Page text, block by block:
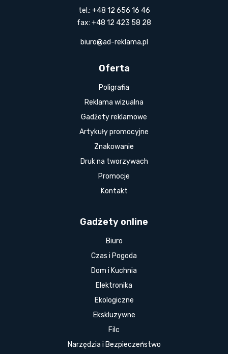
tel.: +48 12 656 16 46
fax: +48 12 423 58 28
biuro@ad-reklama.pl
Oferta
Poligrafia
Reklama wizualna
Gadżety reklamowe
Artykuły promocyjne
Znakowanie
Druk na tworzywach
Promocje
Kontakt
Gadżety online
Biuro
Czas i Pogoda
Dom i Kuchnia
Elektronika
Ekologiczne
Ekskluzywne
Filc
Narzędzia i Bezpieczeństwo